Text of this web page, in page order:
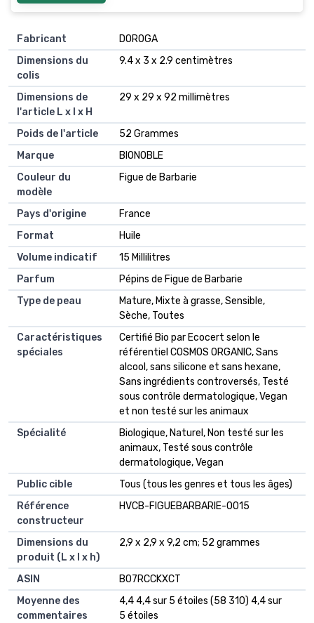
Fabricant
‎DOROGA
Dimensions du
colis
‎9.4 x 3 x 2.9 centimètres
Dimensions de
l'article L x l x H
‎29 x 29 x 92 millimètres
Poids de l'article
‎52 Grammes
Marque
‎BIONOBLE
Couleur du
modèle
‎Figue de Barbarie
Pays d'origine
‎France
Format
‎Huile
Volume indicatif
‎15 Millilitres
Parfum
‎Pépins de Figue de Barbarie
Type de peau
‎Mature, Mixte à grasse, Sensible,
Sèche, Toutes
Caractéristiques
spéciales
‎Certifié Bio par Ecocert selon le
référentiel COSMOS ORGANIC, Sans
alcool, sans silicone et sans hexane,
Sans ingrédients controversés, Testé
sous contrôle dermatologique, Vegan
et non testé sur les animaux
Spécialité
‎Biologique, Naturel, Non testé sur les
animaux, Testé sous contrôle
dermatologique, Vegan
Public cible
‎Tous (tous les genres et tous les âges)
Référence
constructeur
‎HVCB-FIGUEBARBARIE-0015
Dimensions du
produit (L x l x h)
‎2,9 x 2,9 x 9,2 cm; 52 grammes
ASIN
‎B07RCCKXCT
Moyenne des
commentaires
4,4 4,4 sur 5 étoiles (58 310) 4,4 sur
5 étoiles